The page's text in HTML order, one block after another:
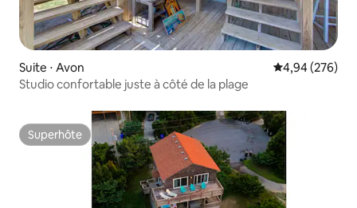
Suite ⋅ Avon Évaluation
4,94 (276)
Studio confortable juste à côté de la plage
Superhôte
Superhôte